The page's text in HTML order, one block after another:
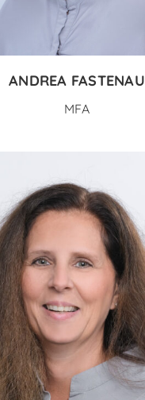
ANDREA FASTENAU
MFA